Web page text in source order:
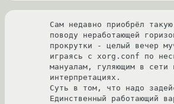
Сам недавно приобрёл
поводу неработающей
прокрутки - целый вечер
играясь с xorg.conf по
мануалам, гуляющим в сети
интерпретациях.
Суть в том, что надо
Единственный работающий